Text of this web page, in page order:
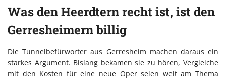
Was den Heerdtern recht ist, ist den
Gerresheimern billig
Die Tunnelbefürworter aus Gerresheim machen daraus ein
starkes Argument. Bislang bekamen sie zu hören, Vergleiche
mit den Kosten für eine neue Oper seien weit am Thema